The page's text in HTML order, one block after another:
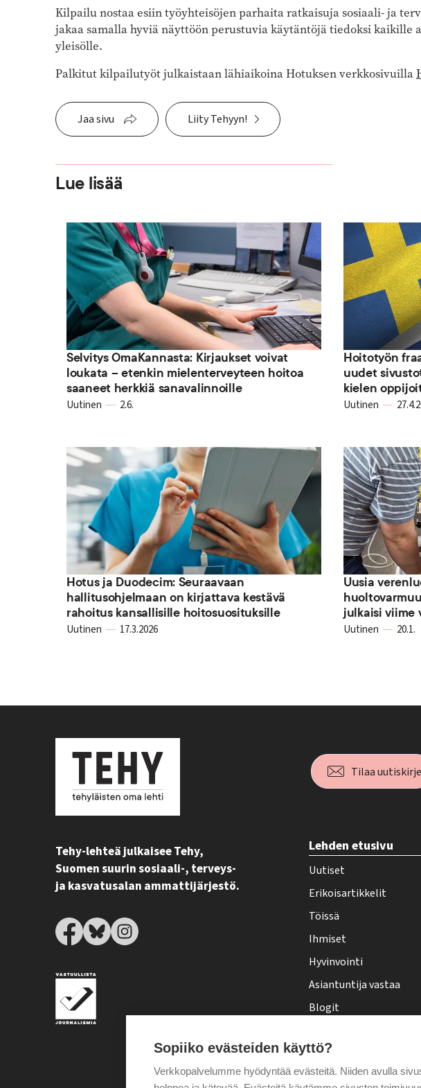
Kilpailu nostaa esiin työyhteisöjen parhaita ratkaisuja sosiaali- ja
jakaa samalla hyviä näyttöön perustuvia käytäntöjä tiedoksi kaikille
yleisölle.
Palkitut kilpailutyöt julkaistaan lähiaikoina Hotuksen verkkosivuilla
Jaa sivu Liity Tehyyn!
Lue lisää
Selvitys OmaKannasta: Kirjaukset voivat
loukata – etenkin mielenterveyteen hoitoa
saaneet herkkiä sanavalinnoille
Uutinen 2.6.
Hoitotyön
uudet
kielen
Uutinen
Hotus ja Duodecim: Seuraavaan
hallitusohjelmaan on kirjattava kestävä
rahoitus kansallisille hoitosuosituksille
Uutinen 17.3.2026
Uusia
julkaisi viime
Uutinen 20.1.
Tehy-lehteä julkaisee Tehy,
Suomen suurin sosiaali-, terveys-
ja kasvatusalan ammattijärjestö.
Tilaa uutiskirje
e
h
y
-
l
e
h
t
f
o
Lehden etusivu
Uutiset
Erikoisartikkelit
Töissä
Ihmiset
Hyvinvointi
Asiantuntija vastaa
Blogit
Pääkirjoitus
Puheenjohtajalta
Sopiiko evästeiden käyttö?
Verkkopalvelumme hyödyntää evästeitä. Niiden avulla